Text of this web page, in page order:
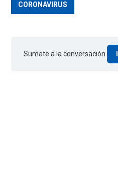
CORONAVIRUS
Sumate a la conversación.